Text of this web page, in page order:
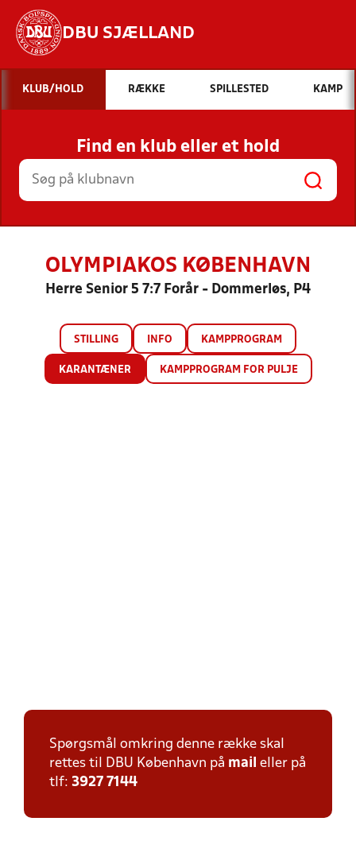
DBU SJÆLLAND
Hvad vil du søge efter?
INDHOLD OG NYHEDER
STILLINGER, RESULTATER, KLUBBER OG
HOLD
KLUB/HOLD RÆKKE SPILLESTED KAMP
Find en klub eller et hold
OLYMPIAKOS KØBENHAVN
Herre Senior 5 7:7 Forår - Dommerløs, P4
STILLING INFO KAMPPROGRAM
KARANTÆNER KAMPPROGRAM FOR PULJE
Spørgsmål omkring denne række skal
rettes til DBU København på mail eller på
tlf: 3927 7144